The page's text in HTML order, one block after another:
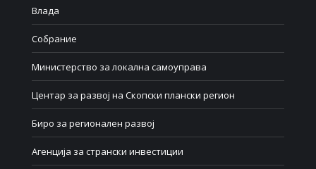
Влада
Собрание
Министерство за локална самоуправа
Центар за развој на Скопски плански регион
Биро за регионален развој
Агенција за странски инвестиции